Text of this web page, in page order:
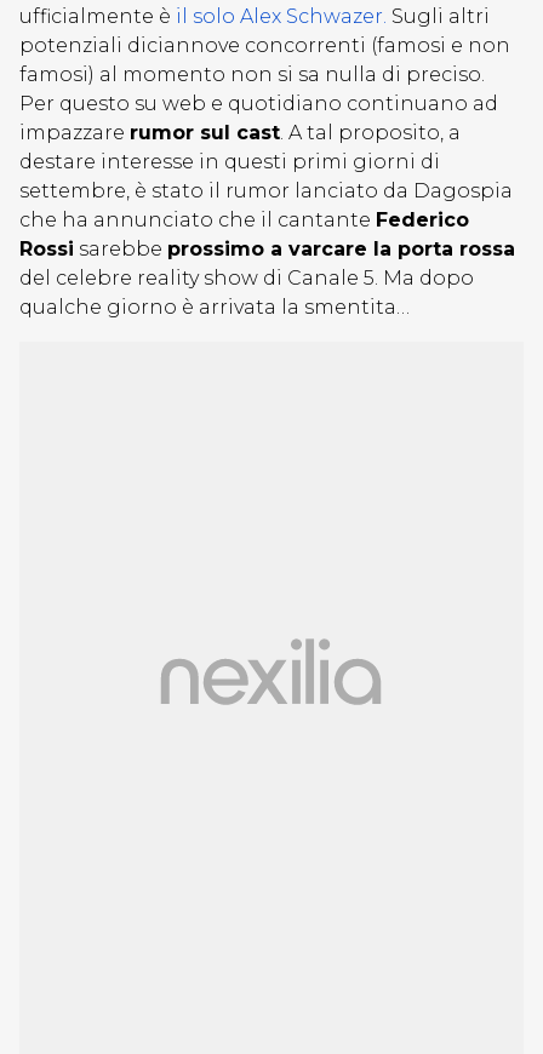
ufficialmente è il solo Alex Schwazer. Sugli altri
potenziali diciannove concorrenti (famosi e non
famosi) al momento non si sa nulla di preciso.
Per questo su web e quotidiano continuano ad
impazzare rumor sul cast. A tal proposito, a
destare interesse in questi primi giorni di
settembre, è stato il rumor lanciato da Dagospia
che ha annunciato che il cantante Federico
Rossi sarebbe prossimo a varcare la porta rossa
del celebre reality show di Canale 5. Ma dopo
qualche giorno è arrivata la smentita…